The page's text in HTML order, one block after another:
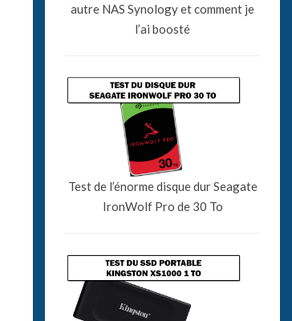
autre NAS Synology et comment je
l’ai boosté
Test de l’énorme disque dur Seagate
IronWolf Pro de 30 To